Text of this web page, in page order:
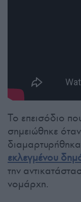
Το επεισόδιο
σημειώθηκε
εκλεγμένου
την
νομάρχη.